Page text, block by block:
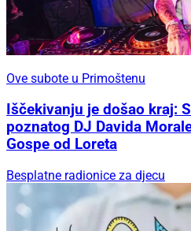
Ove subote u Primoštenu
Iščekivanju je došao kraj:
poznatog DJ Davida
Gospe od Loreta
Besplatne radionice za djecu